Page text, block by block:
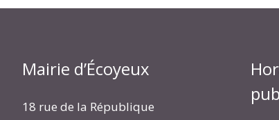
Mairie d’Écoyeux
18 rue de la République